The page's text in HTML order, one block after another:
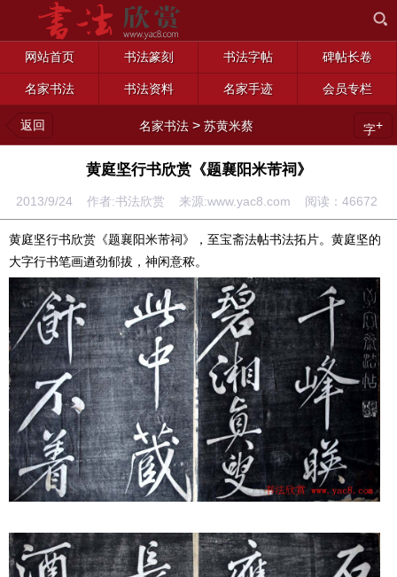
网站首页 书法篆刻 书法字帖 碑帖长卷
名家书法 书法资料 名家手迹 会员专栏
返回 名家书法 >苏黄米蔡 字+
黄庭坚行书欣赏《题襄阳米芾祠》
2013/9/24 作者:书法欣赏 来源:www.yac8.com 阅读： 46672
黄庭坚行书欣赏《题襄阳米芾祠》，至宝斋法帖书法拓片。黄庭坚的
大字行书笔画遒劲郁拔，神闲意秾。